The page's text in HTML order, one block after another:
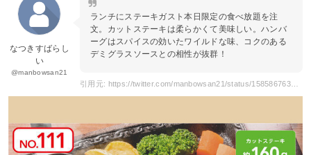
なつきすばらし
い
@manbowsan21
ランチにステーキガスト本日限定の食べ放題を注
文。カットステーキは柔らかくて美味しい。ハンバ
ーグはスパイスの効いたワイルドな味、コクのある
デミグラスソースとの相性が抜群！
引用元: https://twitter.com/manbowsan21/status/1585867631990493184